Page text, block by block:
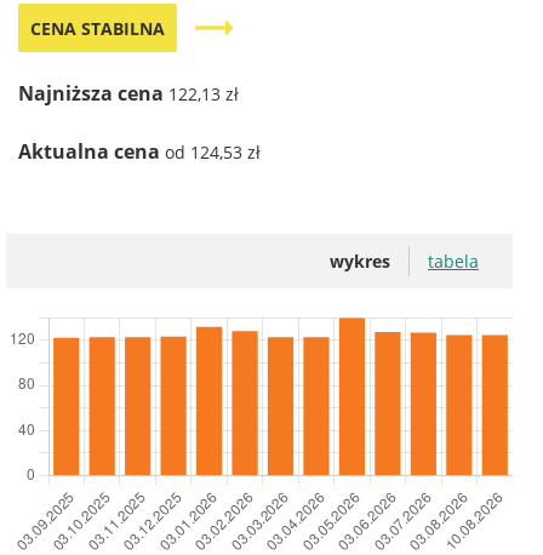
CENA STABILNA trending_flat
Najniższa cena 122,13 zł
Aktualna cena od 124,53 zł
wykres tabela